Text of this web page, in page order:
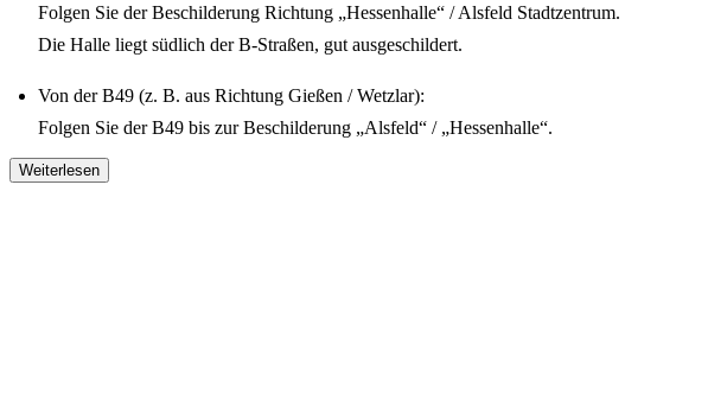
Folgen Sie der Beschilderung Richtung „Hessenhalle“ / Alsfeld Stadtzentrum.
Die Halle liegt südlich der B-Straßen, gut ausgeschildert.
Von der B49 (z. B. aus Richtung Gießen / Wetzlar):
Folgen Sie der B49 bis zur Beschilderung „Alsfeld“ / „Hessenhalle“.
Weiter den lokalen Straßen folgen, bis Sie die Halle erreichen.
Weiterlesen